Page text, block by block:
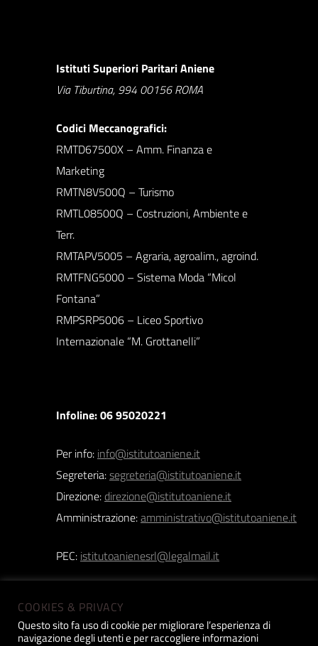
Istituti Superiori Paritari Aniene
Via Tiburtina, 994 00156 ROMA
Codici Meccanografici:
RMTD67500X – Amm. Finanza e
Marketing
RMTN8V500Q – Turismo
RMTL08500Q – Costruzioni, Ambiente e
Terr.
RMTAPV5005 – Agraria, agroalim., agroind.
RMTFNG5000 – Sistema Moda “Micol
Fontana”
RMPSRP5006 – Liceo Sportivo
Internazionale “M. Grottanelli”
Infoline: 06 95020221
Per info: info@istitutoaniene.it
Segreteria:segreteria@istitutoaniene.it
Direzione: direzione@istitutoaniene.it
Amministrazione:amministrativo@istitutoaniene.it
PEC: istitutoanienesrl@legalmail.it
COOKIES & PRIVACY
Questo sito fa uso di cookie per migliorare l’esperienza di
navigazione degli utenti e per raccogliere informazioni